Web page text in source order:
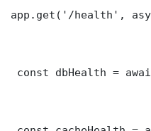
app.get('/health',
const dbHealth =